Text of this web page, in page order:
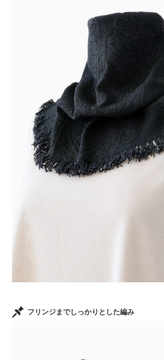
フリンジまでしっかりとした編み